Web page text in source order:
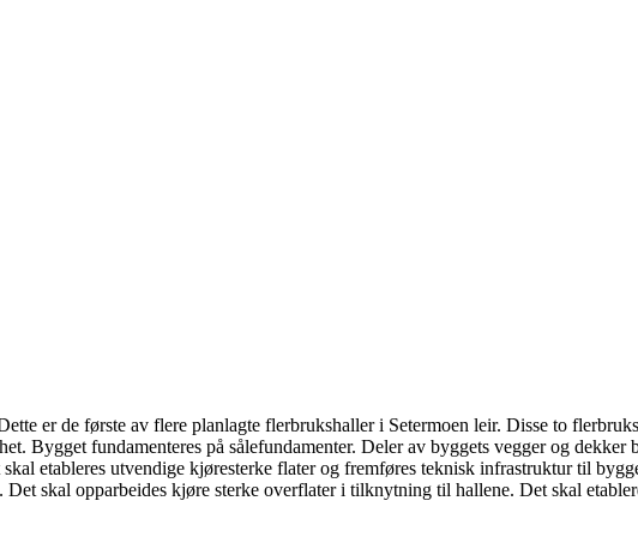
er de første av flere planlagte flerbrukshaller i Setermoen leir. Disse to
Bygget fundamenteres på sålefundamenter. Deler av byggets vegger og dekker
etableres utvendige kjøresterke flater og fremføres teknisk infrastruktur til
skal opparbeides kjøre sterke overflater i tilknytning til hallene. Det skal